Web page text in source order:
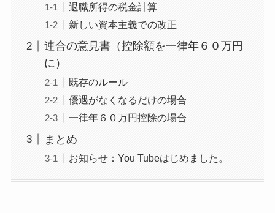
退職所得の税金計算
新しい資本主義での改正
連合の意見書（控除額を一律年６０万円
に）
既存のルール
優遇がなくなるだけの場合
一律年６０万円控除の場合
まとめ
お知らせ：You Tubeはじめました。